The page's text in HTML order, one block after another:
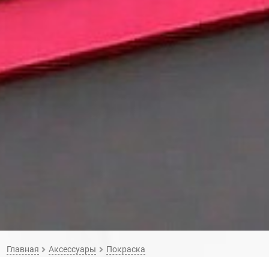
Главная Аксессуары Покраска